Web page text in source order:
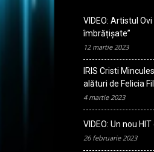
VIDEO: Artistul
îmbrățișate”
12 martie 2023
IRIS Cristi
alături de Felicia
4 martie 2023
VIDEO: Un nou
26 februarie 2023